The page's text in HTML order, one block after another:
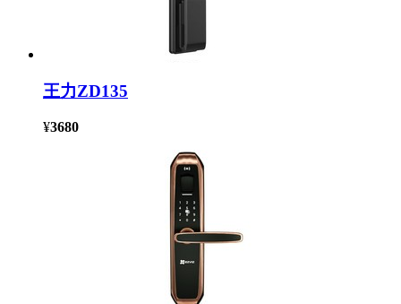
王力ZD135
¥3680